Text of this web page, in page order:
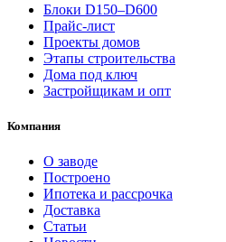
Блоки D150–D600
Прайс-лист
Проекты домов
Этапы строительства
Дома под ключ
Застройщикам и опт
Компания
О заводе
Построено
Ипотека и рассрочка
Доставка
Статьи